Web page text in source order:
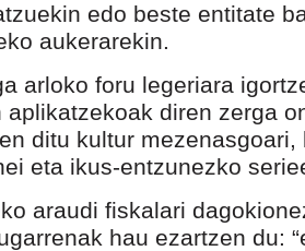
edo beste entitate
aukerarekin.
arloko foru legeriara
aplikatzekoak diren zerga
ditu kultur mezenasgoari,
eta ikus-entzunezko
araudi fiskalari
hau ezartzen du: